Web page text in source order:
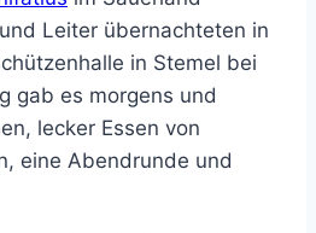
Leiter übernachteten in
in Stemel bei
gab es morgens und
lecker Essen von
eine Abendrunde und